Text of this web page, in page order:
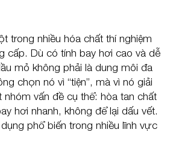
trong nhiều hóa chất thí nghiệm
cấp. Dù có tính bay hơi cao và dễ
mỏ không phải là dung môi đa
chọn nó vì “tiện”, mà vì nó giải
vấn đề cụ thể: hòa tan chất
hơi nhanh, không để lại dấu vết.
phổ biến trong nhiều lĩnh vực